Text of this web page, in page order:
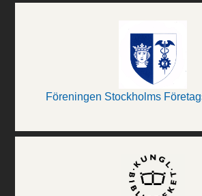
Föreningen Stockholms